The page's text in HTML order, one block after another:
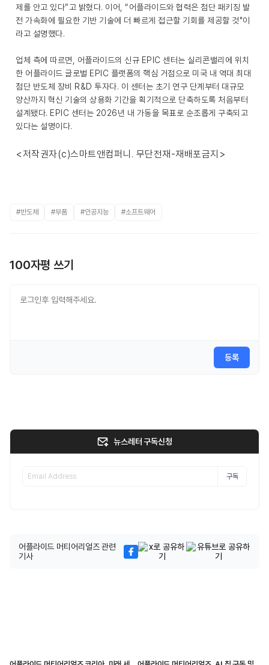
제를 안고 있다”고 밝혔다. 이어, “어플라이드와 협력은 첨단 패키징 발
전 가속화에 필요한 기반 기술에 더 빠르게 접근할 기회를 제공할 것"이
라고 설명했다.
업체 측에 따르면, 어플라이드의 신규 EPIC 센터는 실리콘밸리에 위치
한 어플라이드 글로벌 EPIC 플랫폼의 핵심 거점으로 미국 내 역대 최대
첨단 반도체 장비 R&D 투자다. 이 센터는 초기 연구 단계부터 대규모
양산까지 혁신 기술의 상용화 기간을 획기적으로 단축하도록 처음부터
설계됐다. EPIC 센터는 2026년 내 가동을 목표로 순조롭게 구축되고
있다는 설명이다.
<저작권자(c)스마트앤컴퍼니. 무단전재-재배포금지>
#반도체 #부품 #인공지능 #소프트웨어
100자평 쓰기
등록
뉴스레터 구독신청
구독
어플라이드 머티어리얼즈 관련
기사